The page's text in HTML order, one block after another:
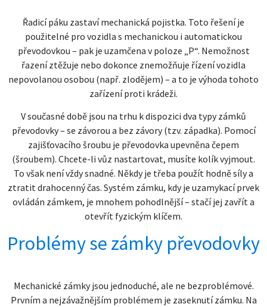
Řadicí páku zastaví mechanická pojistka. Toto řešení je
použitelné pro vozidla s mechanickou i automatickou
převodovkou – pak je uzamčena v poloze „P“. Nemožnost
řazení ztěžuje nebo dokonce znemožňuje řízení vozidla
nepovolanou osobou (např. zlodějem) – a to je výhoda tohoto
zařízení proti krádeži.
V současné době jsou na trhu k dispozici dva typy zámků
převodovky – se závorou a bez závory (tzv. západka). Pomocí
zajišťovacího šroubu je převodovka upevněna čepem
(šroubem). Chcete-li vůz nastartovat, musíte kolík vyjmout.
To však není vždy snadné. Někdy je třeba použít hodně síly a
ztratit drahocenný čas. Systém zámku, kdy je uzamykací prvek
ovládán zámkem, je mnohem pohodlnější – stačí jej zavřít a
otevřít fyzickým klíčem.
Problémy se zámky převodovky
Mechanické zámky jsou jednoduché, ale ne bezproblémové.
Prvním a nejzávažnějším problémem je zaseknutí zámku. Na